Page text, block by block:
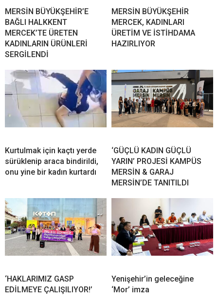
MERSİN BÜYÜKŞEHİR’E
BAĞLI HALKKENT
MERCEK’TE ÜRETEN
KADINLARIN ÜRÜNLERİ
SERGİLENDİ
MERSİN BÜYÜKŞEHİR
MERCEK, KADINLARI
ÜRETİM VE İSTİHDAMA
HAZIRLIYOR
Kurtulmak için kaçtı yerde
sürüklenip araca bindirildi,
onu yine bir kadın kurtardı
‘GÜÇLÜ KADIN GÜÇLÜ
YARIN’ PROJESİ KAMPÜS
MERSİN & GARAJ
MERSİN’DE TANITILDI
‘HAKLARIMIZ GASP
EDİLMEYE ÇALIŞILIYOR!’
Yenişehir’in geleceğine
‘Mor’ imza